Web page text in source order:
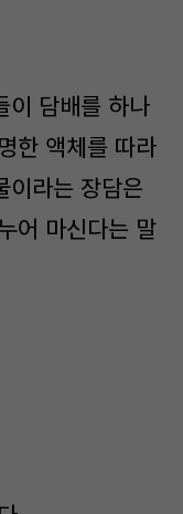
이 담배를 하나
한 액체를 따라
이라는 장담은
어 마신다는 말